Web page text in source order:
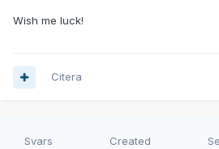
Wish me luck!
Citera
Svars Created